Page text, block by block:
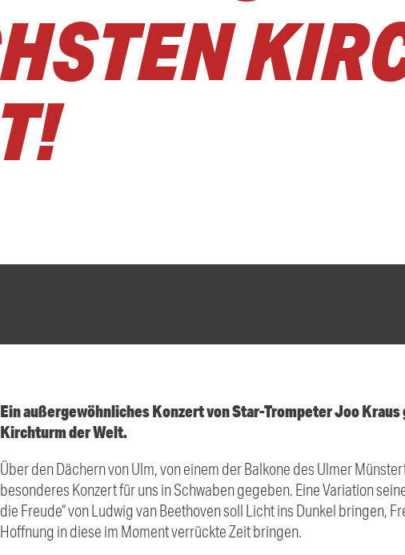
Ein außergewöhnliches Konzert von Star-Trompeter Joo Kraus
Kirchturm der Welt.
Über den Dächern von Ulm, von einem der Balkone des Ulmer
besonderes Konzert für uns in Schwaben gegeben. Eine Variation
die Freude“ von Ludwig van Beethoven soll Licht ins Dunkel bringen,
Hoffnung in diese im Moment verrückte Zeit bringen.